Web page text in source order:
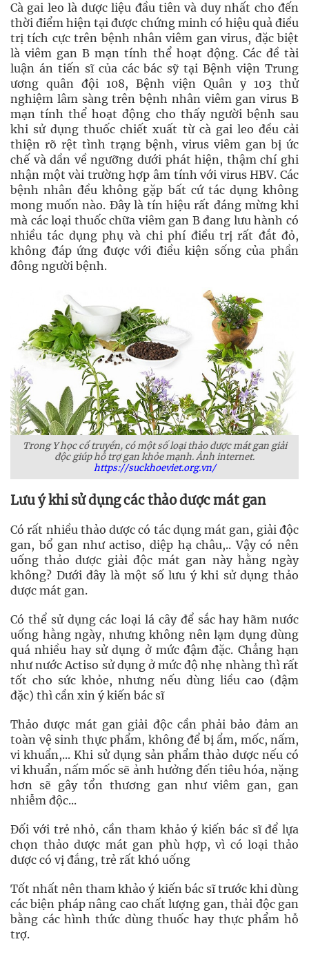
Cà gai leo là dược liệu đầu tiên và duy nhất cho đến
thời điểm hiện tại được chứng minh có hiệu quả điều
trị tích cực trên bệnh nhân viêm gan virus, đặc biệt
là viêm gan B mạn tính thể hoạt động. Các đề tài
luận án tiến sĩ của các bác sỹ tại Bệnh viện Trung
ương quân đội 108, Bệnh viện Quân y 103 thử
nghiệm lâm sàng trên bệnh nhân viêm gan virus B
mạn tính thể hoạt động cho thấy người bệnh sau
khi sử dụng thuốc chiết xuất từ cà gai leo đều cải
thiện rõ rệt tình trạng bệnh, virus viêm gan bị ức
chế và dần về ngưỡng dưới phát hiện, thậm chí ghi
nhận một vài trường hợp âm tính với virus HBV. Các
bệnh nhân đều không gặp bất cứ tác dụng không
mong muốn nào. Đây là tín hiệu rất đáng mừng khi
mà các loại thuốc chữa viêm gan B đang lưu hành có
nhiều tác dụng phụ và chi phí điều trị rất đắt đỏ,
không đáp ứng được với điều kiện sống của phần
đông người bệnh.
Trong Y học cổ truyền, có một số loại thảo dược mát gan giải
độc giúp hỗ trợ gan khỏe mạnh. Ảnh internet.
https://suckhoeviet.org.vn/
Lưu ý khi sử dụng các thảo dược mát gan
Có rất nhiều thảo dược có tác dụng mát gan, giải độc
gan, bổ gan như actiso, diệp hạ châu,.. Vậy có nên
uống thảo dược giải độc mát gan này hằng ngày
không? Dưới đây là một số lưu ý khi sử dụng thảo
dược mát gan.
Có thể sử dụng các loại lá cây để sắc hay hãm nước
uống hằng ngày, nhưng không nên lạm dụng dùng
quá nhiều hay sử dụng ở mức đậm đặc. Chẳng hạn
như nước Actiso sử dụng ở mức độ nhẹ nhàng thì rất
tốt cho sức khỏe, nhưng nếu dùng liều cao (đậm
đặc) thì cần xin ý kiến bác sĩ
Thảo dược mát gan giải độc cần phải bảo đảm an
toàn vệ sinh thực phẩm, không để bị ẩm, mốc, nấm,
vi khuẩn,... Khi sử dụng sản phẩm thảo dược nếu có
vi khuẩn, nấm mốc sẽ ảnh hưởng đến tiêu hóa, nặng
hơn sẽ gây tổn thương gan như viêm gan, gan
nhiễm độc...
Đối với trẻ nhỏ, cần tham khảo ý kiến bác sĩ để lựa
chọn thảo dược mát gan phù hợp, vì có loại thảo
dược có vị đắng, trẻ rất khó uống
Tốt nhất nên tham khảo ý kiến bác sĩ trước khi dùng
các biện pháp nâng cao chất lượng gan, thải độc gan
bằng các hình thức dùng thuốc hay thực phẩm hỗ
trợ.